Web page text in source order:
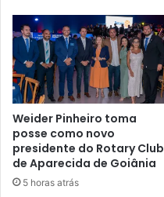
Weider Pinheiro toma
posse como novo
presidente do Rotary Club
de Aparecida de Goiânia
5 horas atrás